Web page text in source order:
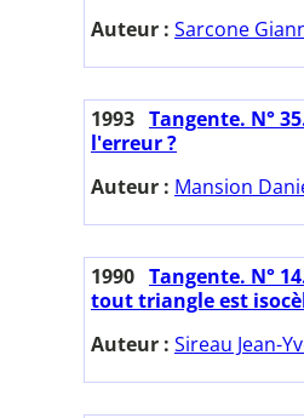
Auteur : Sarcone
1993 Tangente. N°
l'erreur ?
Auteur : Mansion
1990 Tangente. N°
tout triangle est
Auteur : Sireau Jean-